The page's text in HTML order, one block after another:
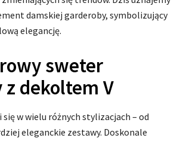
damskiej garderoby, symbolizujący
elegancję.
sweter
dekoltem V
w wielu różnych stylizacjach – od
eleganckie zestawy. Doskonale